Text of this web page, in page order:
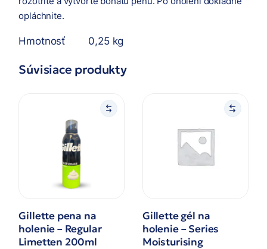
opláchnite.
Hmotnosť 0,25 kg
Súvisiace produkty
Gillette pena na
holenie – Regular
Limetten 200ml
Gillette gél na
holenie – Series
Moisturising